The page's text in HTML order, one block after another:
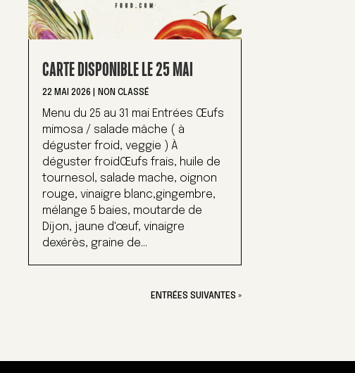
CARTE DISPONIBLE LE 25 MAI
22 MAI 2026 NON CLASSÉ
Menu du 25 au 31 mai Entrées Œufs
mimosa / salade mâche ( à
déguster froid, veggie ) À
déguster froidŒufs frais, huile de
tournesol, salade mache, oignon
rouge, vinaigre blanc,gingembre,
mélange 5 baies, moutarde de
Dijon, jaune d'œuf, vinaigre
dexérès, graine de...
ENTRÉES SUIVANTES »